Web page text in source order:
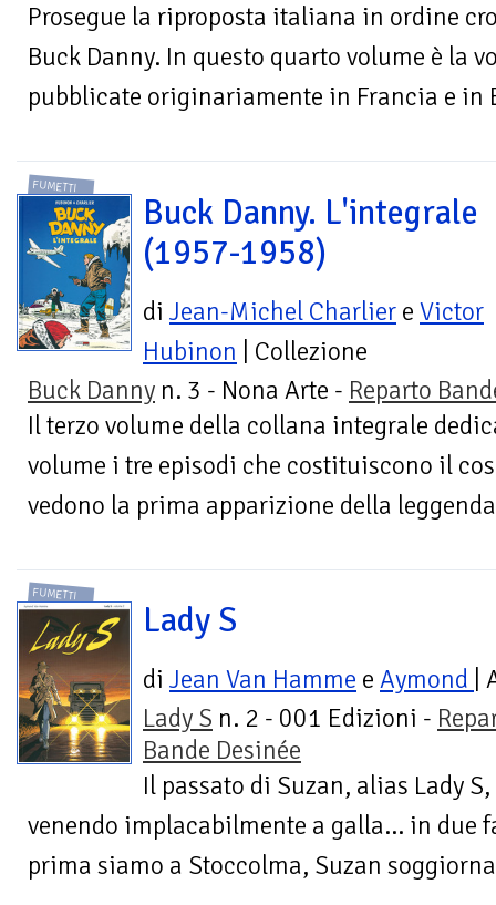
Prosegue la riproposta italiana in ordine
Buck Danny. In questo quarto volume è la
pubblicate originariamente in Francia e in
FUMETTI
Buck Danny. L'integrale
(1957-1958)
di Jean-Michel Charlier e Victor
Hubinon | Collezione
Buck Danny n. 3 - Nona Arte - Reparto
Il terzo volume della collana integrale
volume i tre episodi che costituiscono il
vedono la prima apparizione della
FUMETTI
Lady S
di Jean Van Hamme e Aymond |
Lady S n. 2 - 001 Edizioni -
Bande Desinée
Il passato di Suzan, alias Lady
venendo implacabilmente a galla... in due
prima siamo a Stoccolma, Suzan